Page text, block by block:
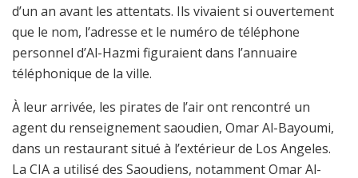
d’un an avant les attentats. Ils vivaient si ouvertement
que le nom, l’adresse et le numéro de téléphone
personnel d’Al-Hazmi figuraient dans l’annuaire
téléphonique de la ville.
À leur arrivée, les pirates de l’air ont rencontré un
agent du renseignement saoudien, Omar Al-Bayoumi,
dans un restaurant situé à l’extérieur de Los Angeles.
La CIA a utilisé des Saoudiens, notamment Omar Al-